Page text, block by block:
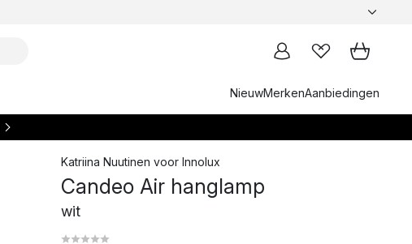
NieuwMerkenAanbiedingen
Katriina Nuutinen voor Innolux
Candeo Air hanglamp
wit